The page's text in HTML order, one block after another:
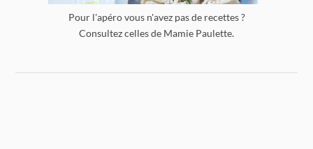
Pour l'apéro vous n'avez pas de recettes ?
Consultez celles de Mamie Paulette.